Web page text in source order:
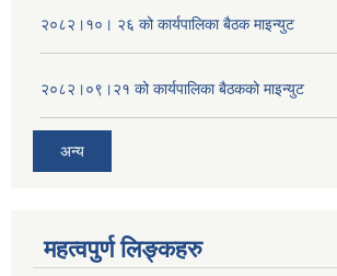
२०८२।१०। २६ को कार्यपालिका बैठक माइन्युट
२०८२।०९।२१ को कार्यपालिका बैठकको माइन्युट
अन्य
महत्वपुर्ण लिङ्कहरु